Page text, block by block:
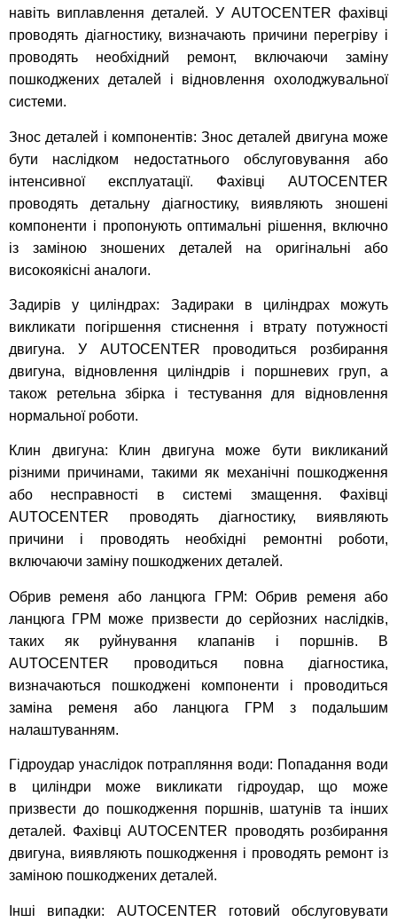
навіть виплавлення деталей. У AUTOCENTER фахівці
проводять діагностику, визначають причини перегріву і
проводять необхідний ремонт, включаючи заміну
пошкоджених деталей і відновлення охолоджувальної
системи.
Знос деталей і компонентів: Знос деталей двигуна може
бути наслідком недостатнього обслуговування або
інтенсивної експлуатації. Фахівці AUTOCENTER
проводять детальну діагностику, виявляють зношені
компоненти і пропонують оптимальні рішення, включно
із заміною зношених деталей на оригінальні або
високоякісні аналоги.
Задирів у циліндрах: Задираки в циліндрах можуть
викликати погіршення стиснення і втрату потужності
двигуна. У AUTOCENTER проводиться розбирання
двигуна, відновлення циліндрів і поршневих груп, а
також ретельна збірка і тестування для відновлення
нормальної роботи.
Клин двигуна: Клин двигуна може бути викликаний
різними причинами, такими як механічні пошкодження
або несправності в системі змащення. Фахівці
AUTOCENTER проводять діагностику, виявляють
причини і проводять необхідні ремонтні роботи,
включаючи заміну пошкоджених деталей.
Обрив ременя або ланцюга ГРМ: Обрив ременя або
ланцюга ГРМ може призвести до серйозних наслідків,
таких як руйнування клапанів і поршнів. В
AUTOCENTER проводиться повна діагностика,
визначаються пошкоджені компоненти і проводиться
заміна ременя або ланцюга ГРМ з подальшим
налаштуванням.
Гідроудар унаслідок потрапляння води: Попадання води
в циліндри може викликати гідроудар, що може
призвести до пошкодження поршнів, шатунів та інших
деталей. Фахівці AUTOCENTER проводять розбирання
двигуна, виявляють пошкодження і проводять ремонт із
заміною пошкоджених деталей.
Інші випадки: AUTOCENTER готовий обслуговувати